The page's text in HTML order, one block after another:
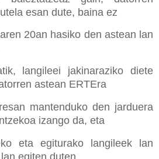
esan dute, baina ez
20an hasiko den astean lan
langileei jakinaraziko diete
astean ERTEra
mantenduko den jarduera
izango da, eta
eta egiturako langileek lan
egiten duten